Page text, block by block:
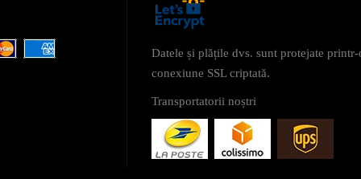
Datele și plățile dvs. sunt protejate printr-
conexiune SSL criptată.
Transportatorii noștri